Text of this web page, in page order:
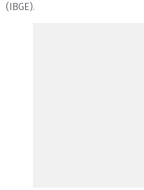
(IBGE).